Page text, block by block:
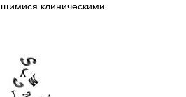
клиническими